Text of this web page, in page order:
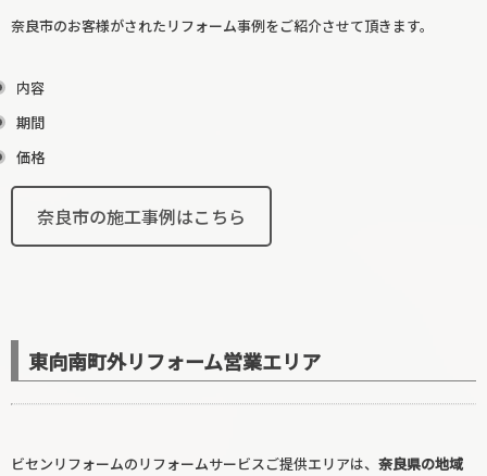
寝室リフォーム
奈良市のお客様がされたリフォーム事例をご紹介させて頂きます。
内容
期間
価格
奈良市の施工事例はこちら
東向南町外リフォーム営業エリア
ビセンリフォームのリフォームサービスご提供エリアは、 奈良県の地域